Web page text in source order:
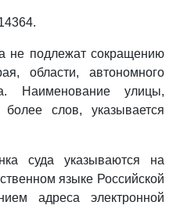
не подлежат сокращению
области, автономного
Наименование улицы,
слов, указывается
суда указываются на
языке Российской
адреса электронной